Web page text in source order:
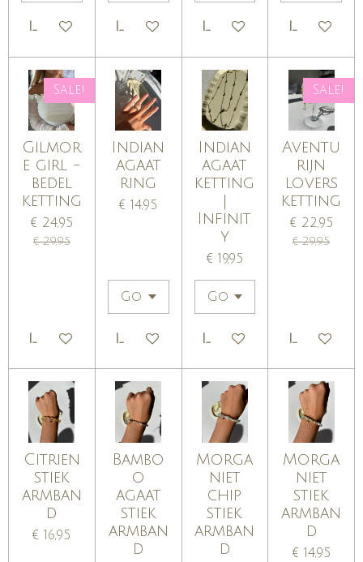
IN WINKELWAGENIN WINKELWAGENIN WINKELWAGEN
IN
Sale!
Gilmor
e girl -
bedel
ketting
€ 24,95
€ 29,95
IN WINKELWAGEN
Indian
agaat
ring
€ 14,95
IN WINKELWAGEN
Indian
agaat
ketting
Infinit
y
€ 19,95
IN WINKELWAGEN
Sale!
Aventu
rijn
lovers
ketting
€ 22,95
€ 29,95
IN
Citrien
stiek
armban
d
€ 16,95
Bambo
o
agaat
stiek
armban
d
Morga
niet
chip
stiek
armban
d
Morga
niet
stiek
armban
d
€ 14,95